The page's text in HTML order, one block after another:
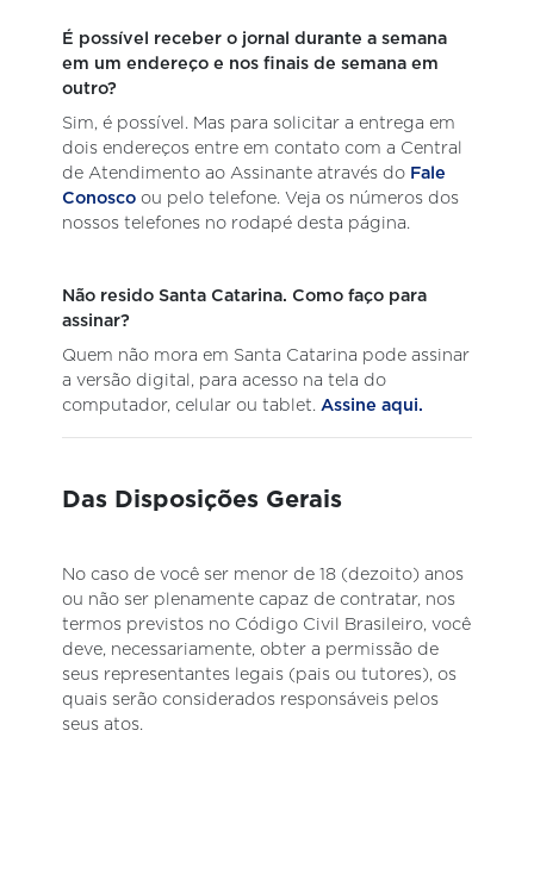
É possível receber o jornal durante a semana
em um endereço e nos finais de semana em
outro?
Sim, é possível. Mas para solicitar a entrega em
dois endereços entre em contato com a Central
de Atendimento ao Assinante através do Fale
Conosco ou pelo telefone. Veja os números dos
nossos telefones no rodapé desta página.
Não resido Santa Catarina. Como faço para
assinar?
Quem não mora em Santa Catarina pode assinar
a versão digital, para acesso na tela do
computador, celular ou tablet.Assine aqui.
Das Disposições Gerais
No caso de você ser menor de 18 (dezoito) anos
ou não ser plenamente capaz de contratar, nos
termos previstos no Código Civil Brasileiro, você
deve, necessariamente, obter a permissão de
seus representantes legais (pais ou tutores), os
quais serão considerados responsáveis pelos
seus atos.